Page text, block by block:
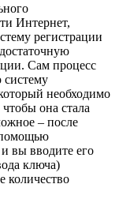
Интернет,
регистрации
Сам процесс
систему
необходимо
она стала
– после
помощью
вы вводите его
ключа)
количество